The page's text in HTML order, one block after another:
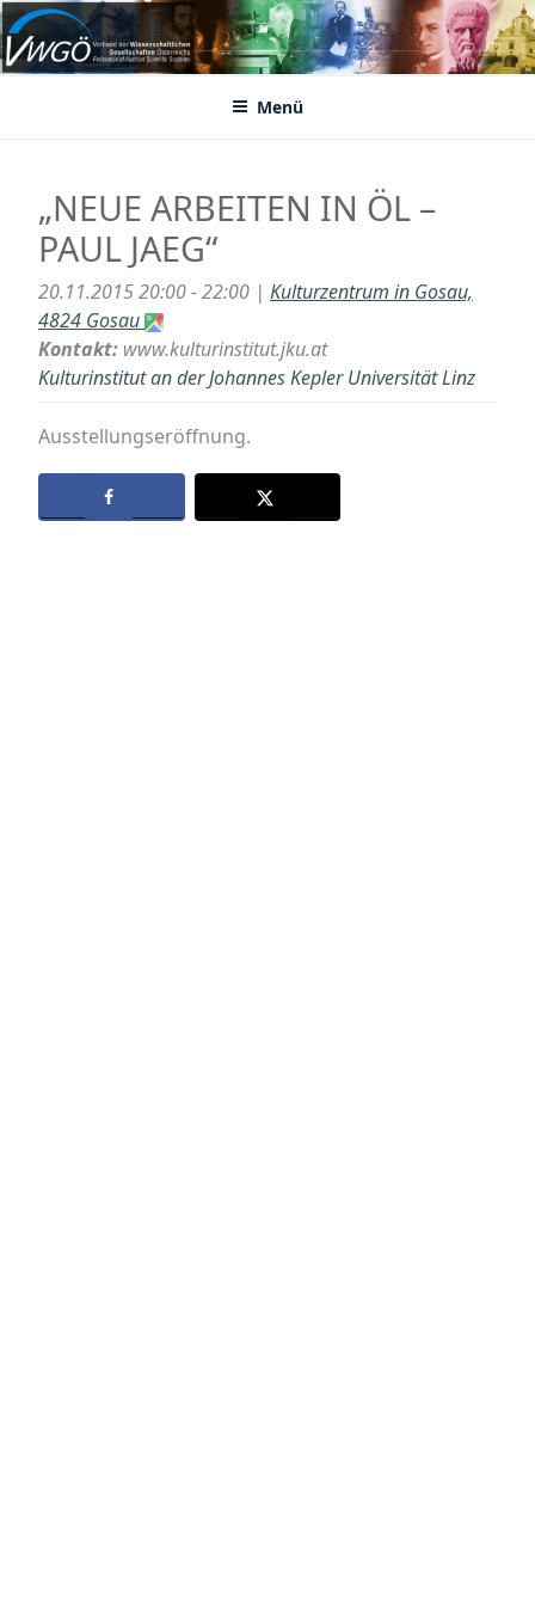
Zum
Inhalt
springenVWGÖ
Federation of Austrian Scientific Societies
Menü
„NEUE ARBEITEN IN ÖL –
PAUL JAEG“
20.11.2015 20:00 - 22:00 | Kulturzentrum in Gosau,
4824 Gosau
Kontakt: www.kulturinstitut.jku.at
Kulturinstitut an der Johannes Kepler Universität Linz
Ausstellungseröffnung.